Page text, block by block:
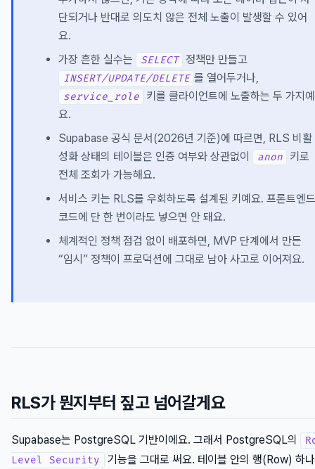
단되거나 반대로 의도치 않은 전체 노출이 발생할 수 있어
요.
가장 흔한 실수는
SELECT 정책만 만들고
INSERT/UPDATE/DELETE 를 열어두거나,
service_role
키를 클라이언트에 노출하는 두 가지예
요.
Supabase 공식 문서(2026년 기준)에 따르면, RLS 비활
성화 상태의 테이블은 인증 여부와 상관없이
anon
키로
전체 조회가 가능해요.
서비스 키는 RLS를 우회하도록 설계된 키예요. 프론트엔드
코드에 단 한 번이라도 넣으면 안 돼요.
체계적인 정책 점검 없이 배포하면, MVP 단계에서 만든
“임시” 정책이 프로덕션에 그대로 남아 사고로 이어져요.
RLS가 뭔지부터 짚고 넘어갈게요
Supabase는 PostgreSQL 기반이에요. 그래서 PostgreSQL의
Level Security
기능을 그대로 써요. 테이블 안의 행(Row) 하